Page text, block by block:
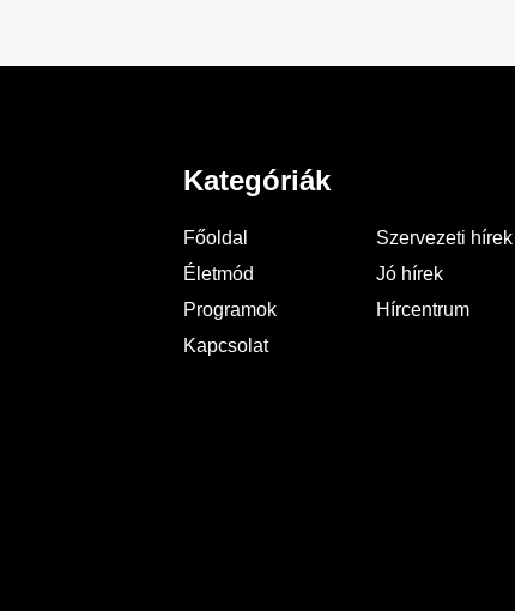
Kategóriák
Főoldal
Szervezeti hírek
Életmód
Jó hírek
Programok
Hírcentrum
Kapcsolat